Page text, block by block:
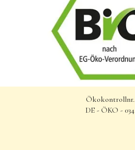
Ökokontrollnr.
DE - ÖKO - 034